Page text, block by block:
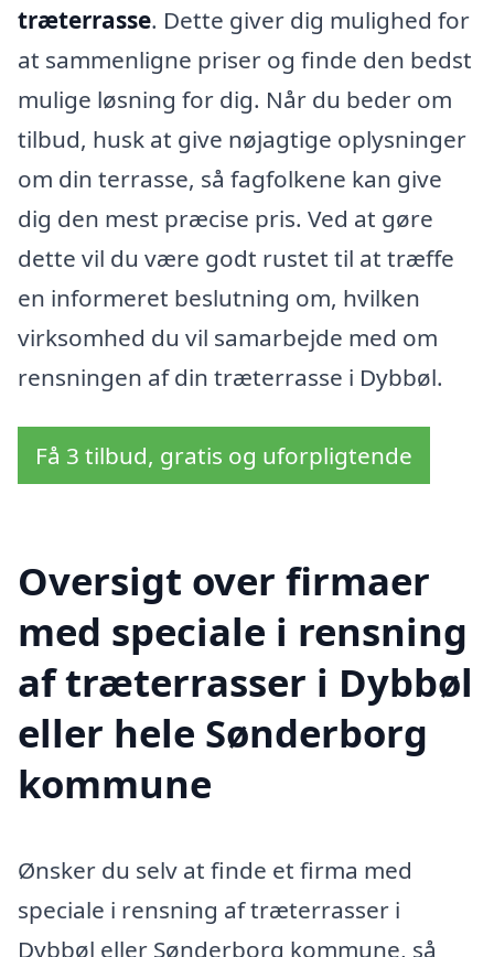
træterrasse. Dette giver dig mulighed for
at sammenligne priser og finde den bedst
mulige løsning for dig. Når du beder om
tilbud, husk at give nøjagtige oplysninger
om din terrasse, så fagfolkene kan give
dig den mest præcise pris. Ved at gøre
dette vil du være godt rustet til at træffe
en informeret beslutning om, hvilken
virksomhed du vil samarbejde med om
rensningen af din træterrasse i Dybbøl.
Få 3 tilbud, gratis og uforpligtende
Oversigt over firmaer
med speciale i rensning
af træterrasser i Dybbøl
eller hele Sønderborg
kommune
Ønsker du selv at finde et firma med
speciale i rensning af træterrasser i
Dybbøl eller Sønderborg kommune, så